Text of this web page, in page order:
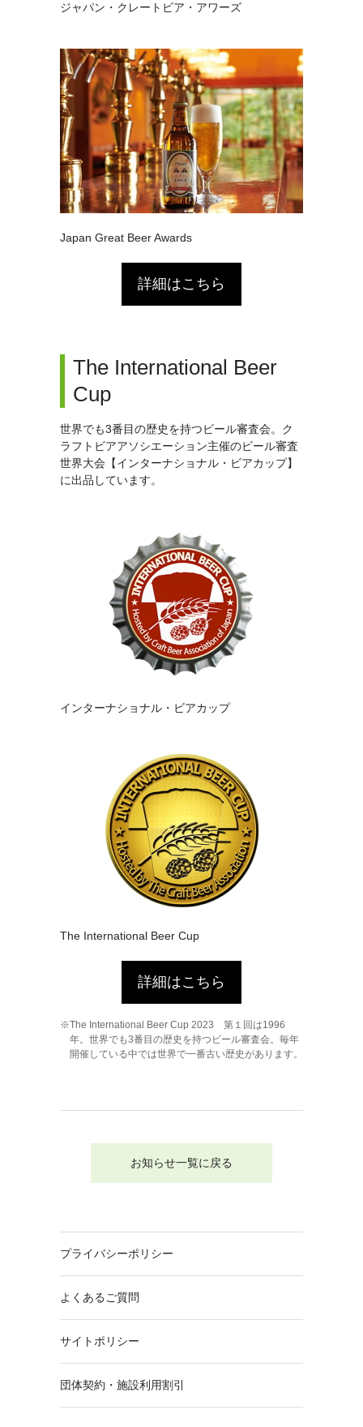
ジャパン・クレートビア・アワーズ
Japan Great Beer Awards
詳細はこちら
The International Beer
Cup
世界でも3番目の歴史を持つビール審査会。 ク
ラフトビアアソシエーション主催のビール審査
世界大会【インターナショナル・ビアカップ】
に出品しています。
インターナショナル・ビアカップ
The International Beer Cup
詳細はこちら
The International Beer Cup 2023 第１回は1996
年。世界でも3番目の歴史を持つビール審査会。毎年
開催している中では世界で一番古い歴史があります。
お知らせ一覧に戻る
プライバシーポリシー
よくあるご質問
サイトポリシー
団体契約・施設利用割引